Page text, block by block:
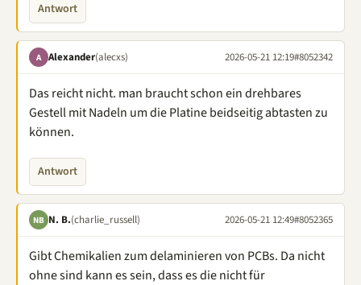
Antwort
A Alexander(alecxs) 2026-05-21 12:19#8052342
Das reicht nicht. man braucht schon ein drehbares
Gestell mit Nadeln um die Platine beidseitig abtasten zu
können.
Antwort
NB N. B.(charlie_russell) 2026-05-21 12:49#8052365
Gibt Chemikalien zum delaminieren von PCBs. Da nicht
ohne sind kann es sein, dass es die nicht für